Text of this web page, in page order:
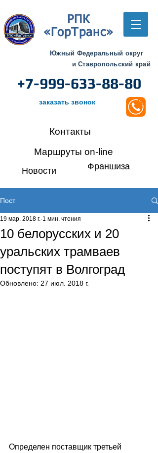
РПК
«ГорТранс»
Южный Федеральный округ
и Ставропольский край
+7-999-633-88-80
заказать звонок
Контакты
Маршруты on-line
Новости Франшиза
Пост
10 белорусских и 20
уральских трамваев
поступят в Волгоград
19 мар. 2018 г. 1 мин. чтения
Обновлено: 27 июл. 2018 г.
Определен поставщик третьей